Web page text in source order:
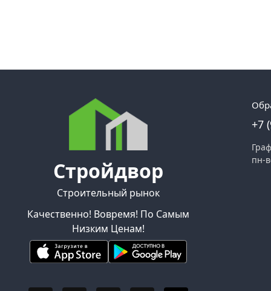
Стройдвор
Строительный рынок
Качественно! Вовремя! По Самым
Низким Ценам!
+7
пн-